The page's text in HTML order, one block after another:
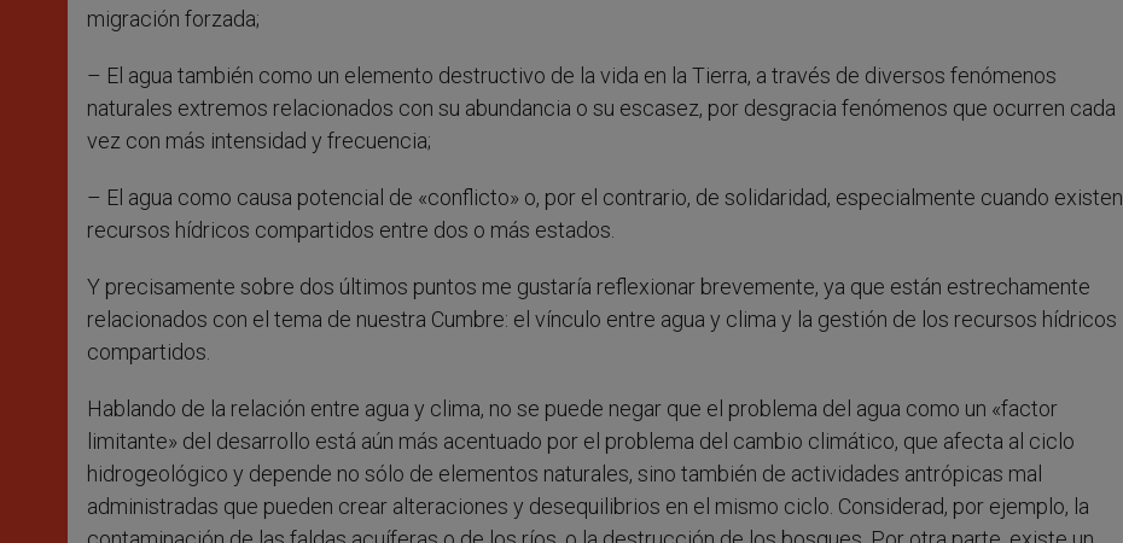
migración forzada;
– El agua también como un elemento destructivo de la vida en la Tierra, a través de diversos fenómenos
naturales extremos relacionados con su abundancia o su escasez, por desgracia fenómenos que ocurren cada
vez con más intensidad y frecuencia;
– El agua como causa potencial de «conflicto» o, por el contrario, de solidaridad, especialmente cuando existen
recursos hídricos compartidos entre dos o más estados.
Y precisamente sobre dos últimos puntos me gustaría reflexionar brevemente, ya que están estrechamente
relacionados con el tema de nuestra Cumbre: el vínculo entre agua y clima y la gestión de los recursos hídricos
compartidos.
Hablando de la relación entre agua y clima, no se puede negar que el problema del agua como un «factor
limitante» del desarrollo está aún más acentuado por el problema del cambio climático, que afecta al ciclo
hidrogeológico y depende no sólo de elementos naturales, sino también de actividades antrópicas mal
administradas que pueden crear alteraciones y desequilibrios en el mismo ciclo. Considerad, por ejemplo, la